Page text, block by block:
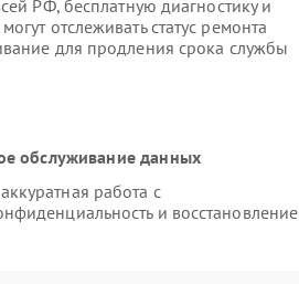
РФ, бесплатную диагностику и
отслеживать статус ремонта
для продления срока службы
обслуживание данных
работа с
и восстановление